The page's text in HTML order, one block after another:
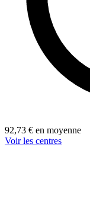
92,73 € en moyenne
Voir les centres